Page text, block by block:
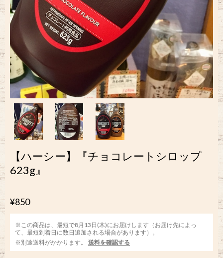
【ハーシー】『チョコレートシロップ
623g』
¥850
※この商品は、最短で8月13日(木)にお届けします（お届け先によっ
て、最短到着日に数日追加される場合があります）。
※別途送料がかかります。
送料を確認する